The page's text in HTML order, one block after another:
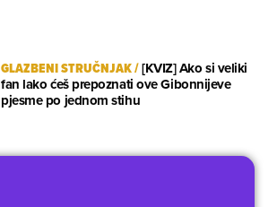
GLAZBENI STRUČNJAK/[KVIZ] Ako si veliki
fan lako ćeš prepoznati ove Gibonnijeve
pjesme po jednom stihu